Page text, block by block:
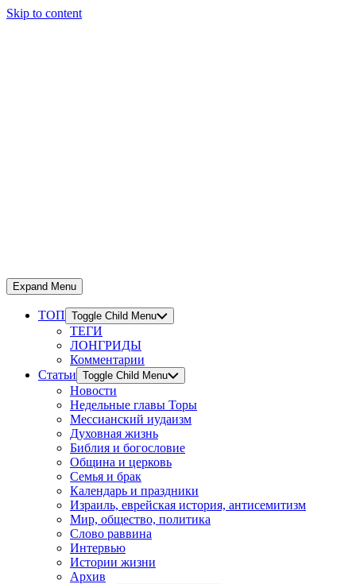
Skip to content
Expand Menu
ТОП Toggle Child Menu
ТЕГИ
ЛОНГРИДЫ
Комментарии
Статьи Toggle Child Menu
Новости
Недельные главы Торы
Мессианский иудаизм
Духовная жизнь
Библия и богословие
Община и церковь
Семья и брак
Календарь и праздники
Израиль, еврейская история, антисемитизм
Мир, общество, политика
Слово раввина
Интервью
Истории жизни
Архив